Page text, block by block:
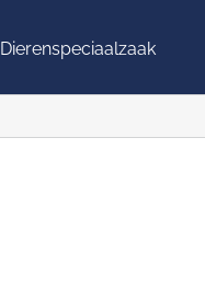
Dierenspeciaalzaak